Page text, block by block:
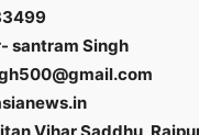
santram Singh
Vihar Saddhu,